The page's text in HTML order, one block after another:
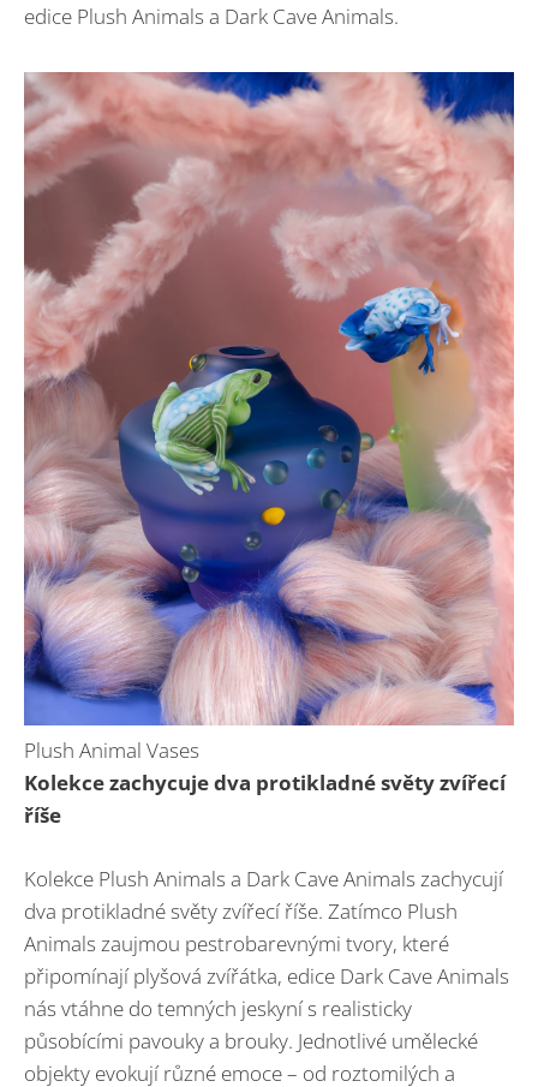
edice Plush Animals a Dark Cave Animals.
Plush Animal Vases
Kolekce zachycuje dva protikladné světy zvířecí
říše
Kolekce Plush Animals a Dark Cave Animals zachycují
dva protikladné světy zvířecí říše. Zatímco Plush
Animals zaujmou pestrobarevnými tvory, které
připomínají plyšová zvířátka, edice Dark Cave Animals
nás vtáhne do temných jeskyní s realisticky
působícími pavouky a brouky. Jednotlivé umělecké
objekty evokují různé emoce – od roztomilých a